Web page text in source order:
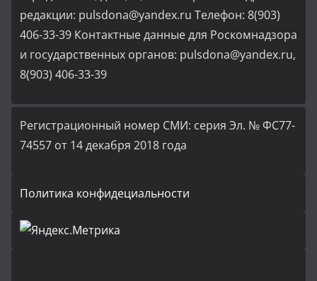
редакции: pulsdona@yandex.ru Телефон: 8(903)
406-33-39 Контактные данные для Роскомнадзора
и государственных органов: pulsdona@yandex.ru,
8(903) 406-33-39
Регистрационный номер СМИ: серия Эл. № ФС77-
74557 от 14 декабря 2018 года
Политика конфидециальности